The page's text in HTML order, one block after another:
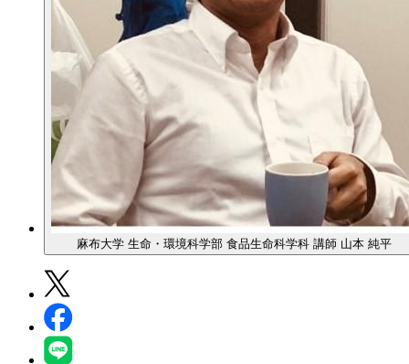
麻布大学 生命・環境科学部 食品生命科学科 講師 山本 純平